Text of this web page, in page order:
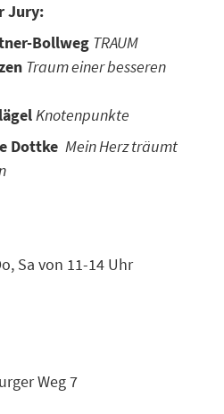
Jury:
Bollweg TRAUM
Traum einer besseren
Knotenpunkte
Dottke Mein Herz träumt
Sa von 11-14 Uhr
Weg 7